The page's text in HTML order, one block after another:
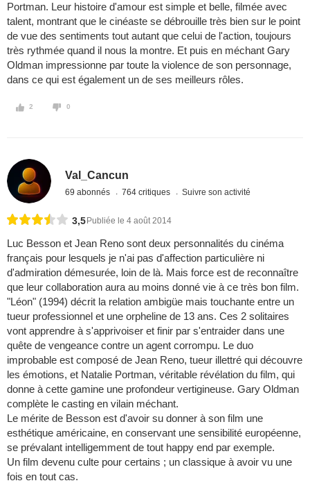
Portman. Leur histoire d'amour est simple et belle, filmée avec
talent, montrant que le cinéaste se débrouille très bien sur le point
de vue des sentiments tout autant que celui de l'action, toujours
très rythmée quand il nous la montre. Et puis en méchant Gary
Oldman impressionne par toute la violence de son personnage,
dans ce qui est également un de ses meilleurs rôles.
2 0
Val_Cancun
69 abonnés 764 critiques Suivre son activité
3,5 Publiée le 4 août 2014
Luc Besson et Jean Reno sont deux personnalités du cinéma
français pour lesquels je n'ai pas d'affection particulière ni
d'admiration démesurée, loin de là. Mais force est de reconnaître
que leur collaboration aura au moins donné vie à ce très bon film.
"Léon" (1994) décrit la relation ambigüe mais touchante entre un
tueur professionnel et une orpheline de 13 ans. Ces 2 solitaires
vont apprendre à s'apprivoiser et finir par s'entraider dans une
quête de vengeance contre un agent corrompu. Le duo
improbable est composé de Jean Reno, tueur illettré qui découvre
les émotions, et Natalie Portman, véritable révélation du film, qui
donne à cette gamine une profondeur vertigineuse. Gary Oldman
complète le casting en vilain méchant.
Le mérite de Besson est d'avoir su donner à son film une
esthétique américaine, en conservant une sensibilité européenne,
se prévalant intelligemment de tout happy end par exemple.
Un film devenu culte pour certains ; un classique à avoir vu une
fois en tout cas.